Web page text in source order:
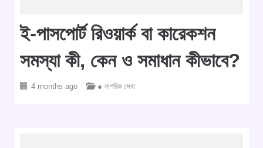
ই-পাসপোর্ট রিওয়ার্ক বা কারেকশন
সমস্যা কী, কেন ও সমাধান কীভাবে?
4 months ago ● নাগরিক সেবা